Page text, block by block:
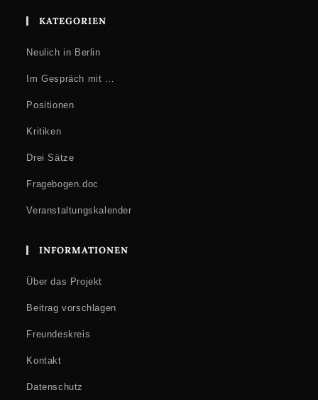
KATEGORIEN
Neulich in Berlin
Im Gespräch mit …
Positionen
Kritiken
Drei Sätze
Fragebogen.doc
Veranstaltungskalender
INFORMATIONEN
Über das Projekt
Beitrag vorschlagen
Freundeskreis
Kontakt
Datenschutz